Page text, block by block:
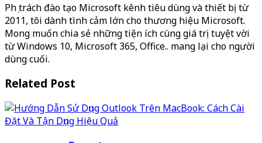
Phụ trách đào tạo Microsoft kênh tiêu dùng và thiết bị từ
2011, tôi dành tình cảm lớn cho thương hiệu Microsoft.
Mong muốn chia sẻ những tiện ích cùng giá trị tuyệt vời
từ Windows 10, Microsoft 365, Office.. mang lại cho người
dùng cuối.
Related Post